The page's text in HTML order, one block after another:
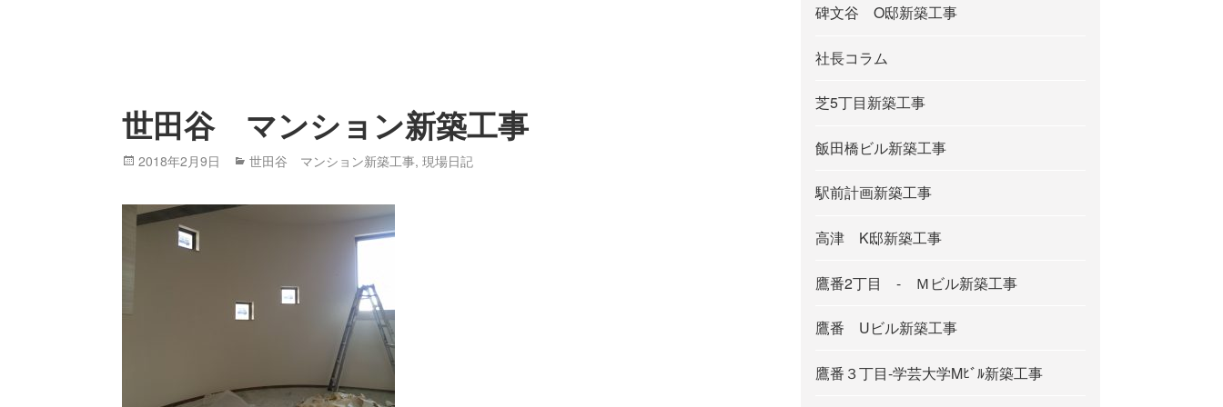
世田谷 マンション新築工事
Posted
2018年2月9日 Categories
世田谷 マンション新築工事,現場日記
碑文谷 O邸新築工事
社長コラム
芝5丁目新築工事
飯田橋ビル新築工事
駅前計画新築工事
高津 K邸新築工事
鷹番2丁目 - Ｍビル新築工事
鷹番 Uビル新築工事
鷹番３丁目-学芸大学Mﾋﾞﾙ新築工事